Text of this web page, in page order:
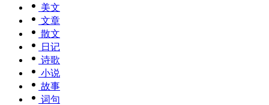
美文
文章
散文
日记
诗歌
小说
故事
词句